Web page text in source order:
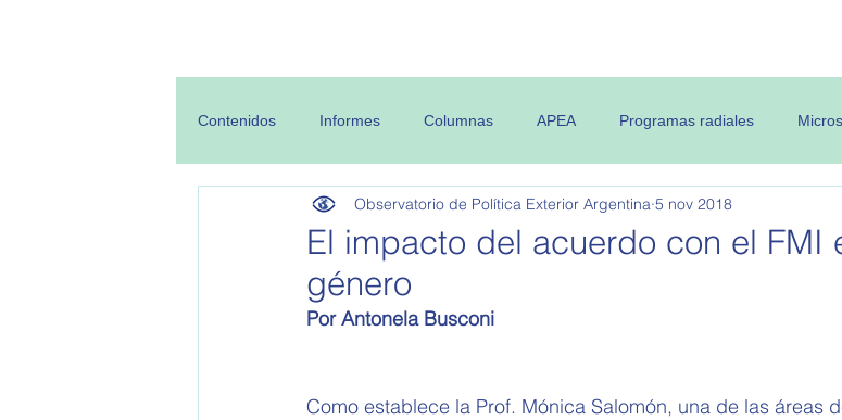
Contenidos Informes Columnas APEA Programas radiales Micros
El impacto del acuerdo con el FMI
género
Observatorio de Política Exterior Argentina 5 nov 2018
Por Antonela Busconi
Como establece la Prof. Mónica Salomón, una de las áreas